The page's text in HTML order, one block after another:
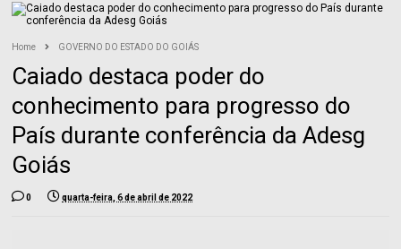
Home GOVERNO DO ESTADO DO GOIÁS
Caiado destaca poder do
conhecimento para progresso do
País durante conferência da Adesg
Goiás
0 quarta-feira, 6 de abril de 2022